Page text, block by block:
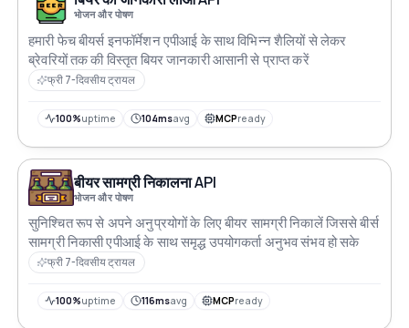
भोजन और पोषण
हमारी फेच बीयर्स इनफॉर्मेशन एपीआई के साथ विभिन्न शैलियों से लेकर
ब्रेवरियों तक की विस्तृत बियर जानकारी आसानी से प्राप्त करें
फ्री 7-दिवसीय ट्रायल
100%uptime 104msavg MCPready
बीयर सामग्री निकालना API
भोजन और पोषण
सुनिश्चित रूप से अपने अनुप्रयोगों के लिए बीयर सामग्री निकालें जिससे बीर्स
सामग्री निकासी एपीआई के साथ समृद्ध उपयोगकर्ता अनुभव संभव हो सके
फ्री 7-दिवसीय ट्रायल
100%uptime 116msavg MCPready